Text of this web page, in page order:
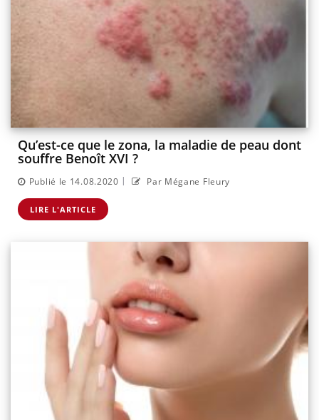
Qu’est-ce que le zona, la maladie de peau dont
souffre Benoît XVI ?
Publié le 14.08.2020 | Par Mégane Fleury
LIRE L'ARTICLE